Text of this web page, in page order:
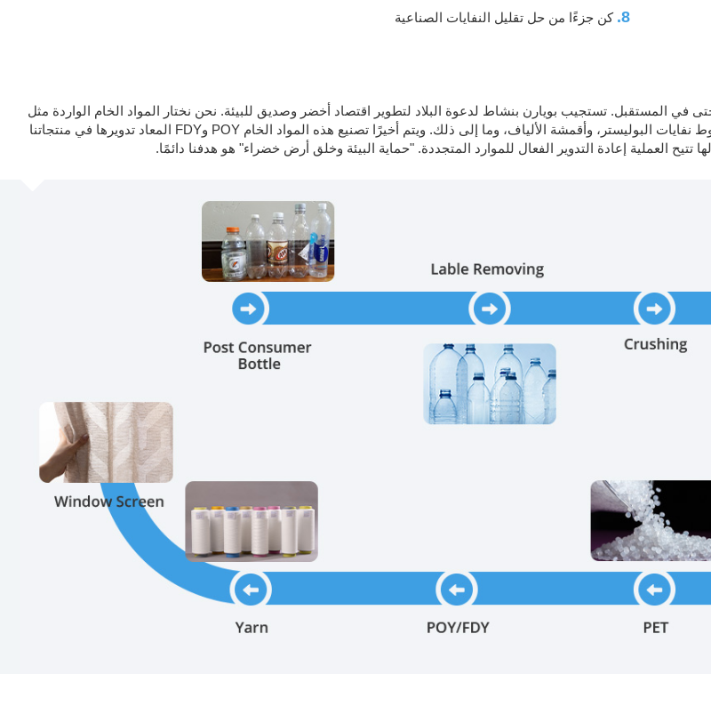
8. كن جزءًا من حل تقليل النفايات الصناعية
في المستقبل. تستجيب بويارن بنشاط لدعوة البلاد لتطوير اقتصاد أخضر وصديق للبيئة. نحن نختار المواد الخام الواردة مثل
POY وFDY التي يتم إنتاجها من خلال استخدام زجاجات البوليستر المعاد تدويرها، وخيوط نفايات البوليستر، وأقمشة الألياف، وما إلى ذلك. ويتم أخيرًا تصنيع هذه المواد الخام POY وFDY المعاد تدويرها في منتجاتنا
العملية إعادة التدوير الفعال للموارد المتجددة. "حماية البيئة وخلق أرض خضراء" هو هدفنا دائمًا.